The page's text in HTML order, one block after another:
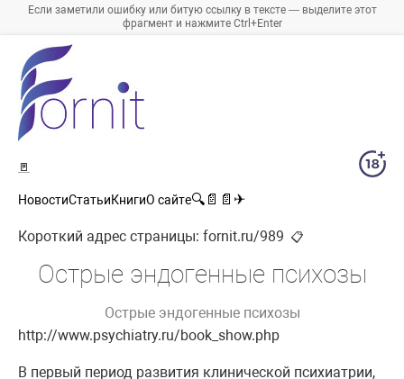
Если заметили ошибку или битую ссылку в тексте — выделите этот
фрагмент и нажмите Ctrl+Enter
🚪
НовостиСтатьиКнигиО сайте🔍 📄 📄 ✈
Короткий адрес страницы: fornit.ru/989 📋
Острые эндогенные психозы
Острые эндогенные психозы
http://www.psychiatry.ru/book_show.php
В первый период развития клинической психиатрии,